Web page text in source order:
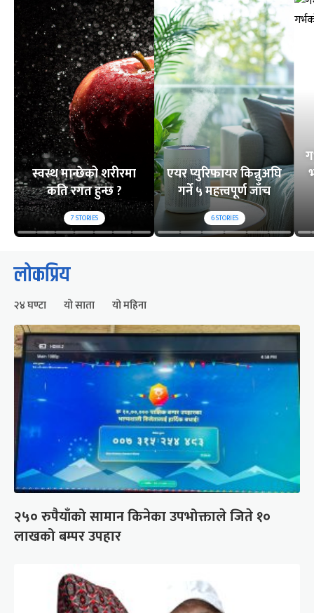
स्वस्थ मान्छेको शरीरमा
कति रगत हुन्छ ?
7STORIES
एयर प्युरिफायर किन्नुअघि
गर्ने ५ महत्त्वपूर्ण जाँच
6STORIES
लोकप्रिय
२४ घण्टा यो साता यो महिना
२५० रुपैयाँको सामान किनेका उपभोक्ताले जिते १०
लाखको बम्पर उपहार